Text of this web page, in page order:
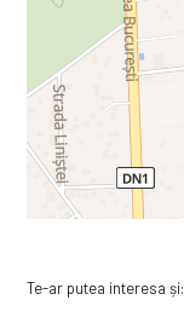
Te-ar putea interesa și: